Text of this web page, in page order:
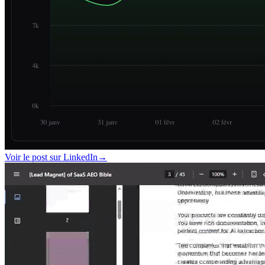
Voir le post sur LinkedIn →